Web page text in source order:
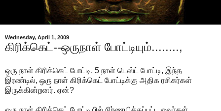
Wednesday, April 1, 2009
கிரிக்கெட்--ஒருநாள் போட்டியும்........,
ஒரு நாள் கிரிக்கெட் போட்டி, 5 நாள் டெஸ்ட் போட்டி, இந்த
இரண்டில், ஒரு நாள் கிரிக்கெட் போட்டிக்கு அதிக ரசிகர்கள்
இருக்கின்றனர். ஏன்?